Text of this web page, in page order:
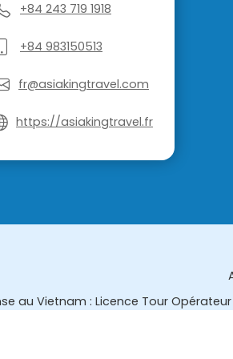
+84 243 719 1918
+84 983150513
fr@asiakingtravel.com
https://asiakingtravel.fr
au Vietnam : Licence Tour